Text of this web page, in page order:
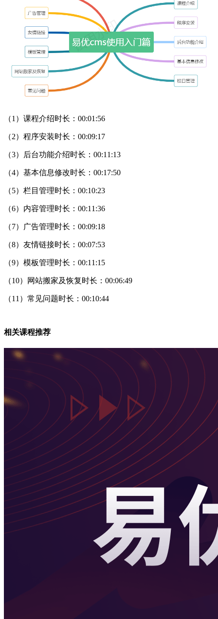
（1）课程介绍时长：00:01:56
（2）程序安装时长：00:09:17
（3）后台功能介绍时长：00:11:13
（4）基本信息修改时长：00:17:50
（5）栏目管理时长：00:10:23
（6）内容管理时长：00:11:36
（7）广告管理时长：00:09:18
（8）友情链接时长：00:07:53
（9）模板管理时长：00:11:15
（10）网站搬家及恢复时长：00:06:49
（11）常见问题时长：00:10:44
相关课程推荐